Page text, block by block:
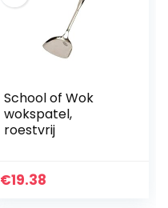
School of Wok
wokspatel,
roestvrij
€19.38